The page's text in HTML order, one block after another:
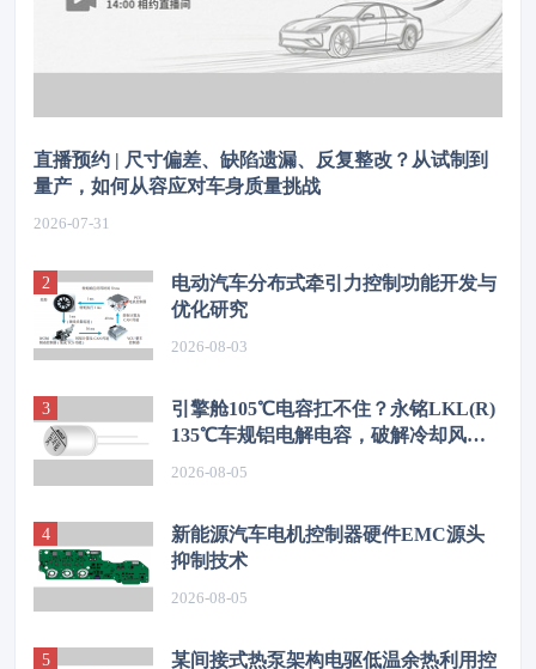
直播预约 | 尺寸偏差、缺陷遗漏、反复整改？从试制到
量产，如何从容应对车身质量挑战
2026-07-31
电动汽车分布式牵引力控制功能开发与
优化研究
2026-08-03
引擎舱105℃电容扛不住？永铭LKL(R)
135℃车规铝电解电容，破解冷却风扇
2026-08-05
新能源汽车电机控制器硬件EMC源头
抑制技术
2026-08-05
某间接式热泵架构电驱低温余热利用控